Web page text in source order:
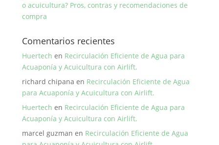
o acuicultura? Pros, contras y recomendaciones de
compra
Comentarios recientes
Huertech en Recirculación Eficiente de Agua para
Acuaponía y Acuicultura con Airlift.
richard chipana en Recirculación Eficiente de Agua
para Acuaponía y Acuicultura con Airlift.
Huertech en Recirculación Eficiente de Agua para
Acuaponía y Acuicultura con Airlift.
marcel guzman en Recirculación Eficiente de Agua